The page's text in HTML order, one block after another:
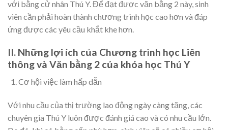
với bằng cử nhân Thú Y. Để đạt được văn bằng 2 này, sinh
viên cần phải hoàn thành chương trình học cao hơn và đáp
ứng được các yêu cầu khắt khe hơn.
II. Những lợi ích của Chương trình học Liên
thông và Văn bằng 2 của khóa học Thú Y
Cơ hội việc làm hấp dẫn
Với nhu cầu của thị trường lao động ngày càng tăng, các
chuyên gia Thú Y luôn được đánh giá cao và có nhu cầu lớn.